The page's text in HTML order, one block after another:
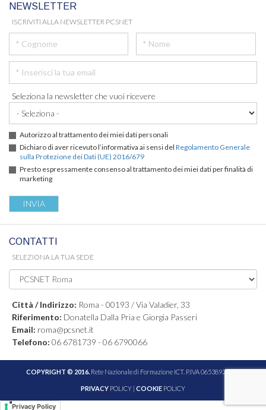
NEWSLETTER
ISCRIVITI ALLA NEWSLETTER PCSNET
Seleziona la newsletter che vuoi ricevere
Autorizzo al trattamento dei miei dati personali
Dichiaro di aver ricevuto l’informativa ai sensi del Regolamento Generale
sulla Protezione dei Dati (UE) 2016/679
Presto espressamente consenso al trattamento dei miei dati per finalità di
marketing
CONTATTI
SELEZIONA LA TUA SEDE
Città / Indirizzo: Roma - 00193 / Via Valadier, 33
Riferimento: Donatella Dalla Pria e Giorgia Passeri
Email: roma@pcsnet.it
Telefono: 06 6781739 - 06 6790066
COPYRIGHT © 2016. Rete Nazionale di Formazione ICT. P.IVA 06538921005
PRIVACY POLICY | COOKIE POLICY
Privacy Policy